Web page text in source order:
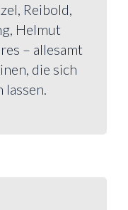
Reibold,
Helmut
– allesamt
die sich